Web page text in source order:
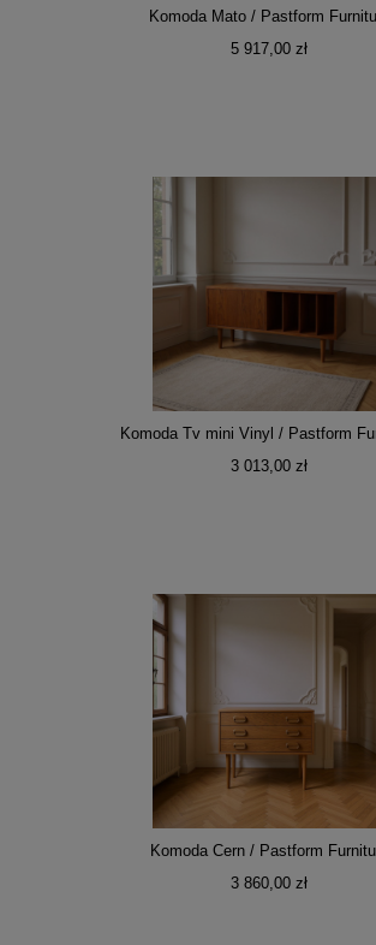
Komoda Mato / Pastform
5 917,00 zł
Komoda Tv mini Vinyl / Pastform
3 013,00 zł
Komoda Cern / Pastform
3 860,00 zł